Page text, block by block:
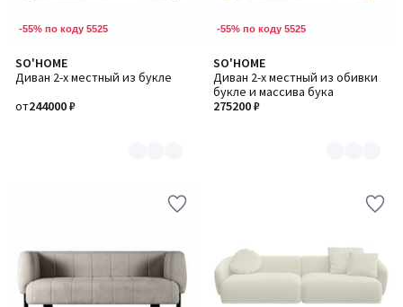
-55% по коду 5525
SO'HOME
Диван 2-х местный из букле
от244000 ₽
Количество
цветов:
-55% по коду 5525
SO'HOME
Диван 2-х местный из обивки
букле и массива бука
275200 ₽
Количество
цветов:
6